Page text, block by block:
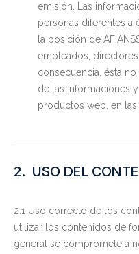
emisión. Las
personas diferentes a
la posición de
empleados,
consecuencia, ésta
de las informaciones
productos web, en
2. USO DEL
2.1 Uso correcto de los
utilizar los contenidos de
general se compromete a